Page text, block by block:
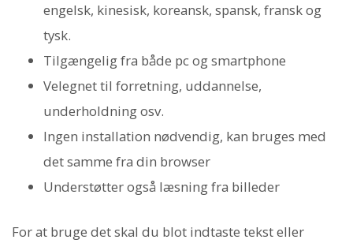
engelsk, kinesisk, koreansk, spansk, fransk og
tysk.
Tilgængelig fra både pc og smartphone
Velegnet til forretning, uddannelse,
underholdning osv.
Ingen installation nødvendig, kan bruges med
det samme fra din browser
Understøtter også læsning fra billeder
For at bruge det skal du blot indtaste tekst eller